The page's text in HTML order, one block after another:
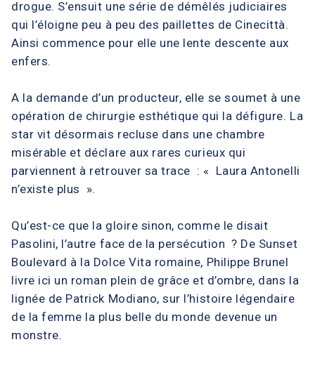
drogue. S’ensuit une série de démêlés judiciaires
qui l’éloigne peu à peu des paillettes de Cinecittà.
Ainsi commence pour elle une lente descente aux
enfers.
A la demande d’un producteur, elle se soumet à une
opération de chirurgie esthétique qui la défigure. La
star vit désormais recluse dans une chambre
misérable et déclare aux rares curieux qui
parviennent à retrouver sa trace : « Laura Antonelli
n’existe plus ».
Qu’est-ce que la gloire sinon, comme le disait
Pasolini, l’autre face de la persécution ? De Sunset
Boulevard à la Dolce Vita romaine, Philippe Brunel
livre ici un roman plein de grâce et d’ombre, dans la
lignée de Patrick Modiano, sur l’histoire légendaire
de la femme la plus belle du monde devenue un
monstre.